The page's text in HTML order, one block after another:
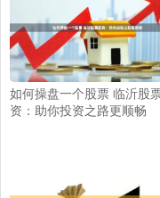
如何操盘一个股票 临沂股
资：助你投资之路更顺畅